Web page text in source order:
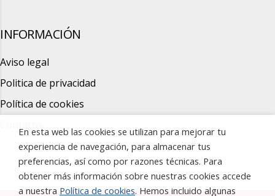
INFORMACIÓN
Aviso legal
Politica de privacidad
Política de cookies
En esta web las cookies se utilizan para mejorar tu
experiencia de navegación, para almacenar tus
preferencias, así como por razones técnicas. Para
obtener más información sobre nuestras cookies accede
a nuestra Política de cookies. Hemos incluido algunas